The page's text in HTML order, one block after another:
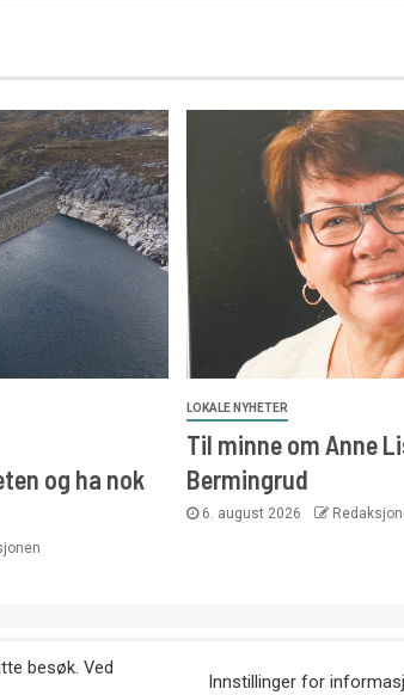
og ha nok
LOKALE NYHETER
Til minne om Anne
Bermingrud
6. august 2026
etter avtale med utgiver. Tlf. 92 63 86 82.
besøk. Ved
Innstillinger for